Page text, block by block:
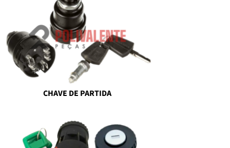
CHAVE DE PARTIDA